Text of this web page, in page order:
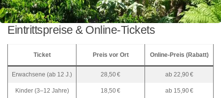
Eintrittspreise & Online-Tickets
Ticket Preis vor Ort Online-Preis (Rabatt)
Erwachsene (ab 12 J.) 28,50 € ab 22,90 €
Kinder (3–12 Jahre) 18,50 € ab 15,90 €